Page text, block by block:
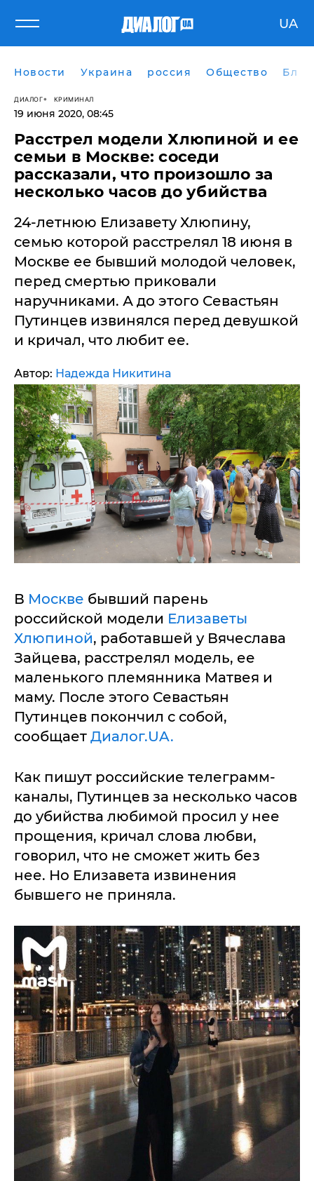
UA
Новости Украина россия Общество
ДИАЛОГ КРИМИНАЛ
19 июня 2020, 08:45
Расстрел модели Хлюпиной и ее
семьи в Москве: соседи
рассказали, что произошло за
несколько часов до убийства
24-летнюю Елизавету Хлюпину,
семью которой расстрелял 18 июня в
Москве ее бывший молодой человек,
перед смертью приковали
наручниками. А до этого Севастьян
Путинцев извинялся перед девушкой
и кричал, что любит ее.
Автор: Надежда Никитина
В Москве бывший парень
российской модели Елизаветы
Хлюпиной, работавшей у Вячеслава
Зайцева, расстрелял модель, ее
маленького племянника Матвея и
маму. После этого Севастьян
Путинцев покончил с собой,
сообщает Диалог.UA.
Как пишут российские телеграмм-
каналы, Путинцев за несколько часов
до убийства любимой просил у нее
прощения, кричал слова любви,
говорил, что не сможет жить без
нее. Но Елизавета извинения
бывшего не приняла.